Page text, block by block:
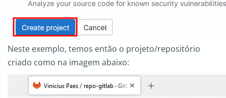
Neste exemplo, temos então o projeto/repositório
criado como na imagem abaixo: